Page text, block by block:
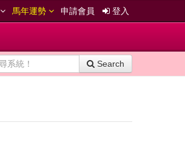
馬年運勢 申請會員 登入
Search